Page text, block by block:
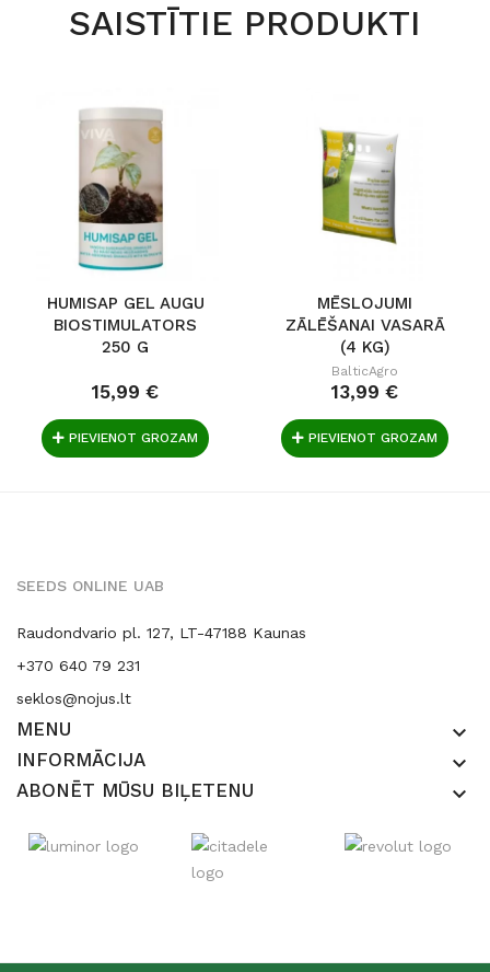
SAISTĪTIE PRODUKTI
HUMISAP GEL AUGU
BIOSTIMULATORS
250 G
15,99 €
PIEVIENOT GROZAM
MĒSLOJUMI
ZĀLĒŠANAI VASARĀ
(4 KG)
BalticAgro
13,99 €
PIEVIENOT GROZAM
SEEDS ONLINE UAB
Raudondvario pl. 127, LT-47188 Kaunas
+370 640 79 231
seklos@nojus.lt
MENU keyboard_arrow_down
INFORMĀCIJA keyboard_arrow_down
ABONĒT MŪSU BIĻETENU keyboard_arrow_down